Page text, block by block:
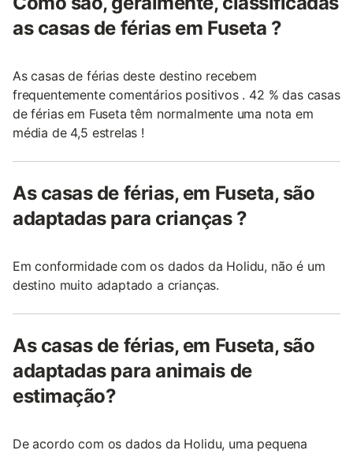
as casas de férias em Fuseta ?
As casas de férias deste destino recebem
frequentemente comentários positivos . 42 % das casas
de férias em Fuseta têm normalmente uma nota em
média de 4,5 estrelas !
As casas de férias, em Fuseta, são
adaptadas para crianças ?
Em conformidade com os dados da Holidu, não é um
destino muito adaptado a crianças.
As casas de férias, em Fuseta, são
adaptadas para animais de
estimação?
De acordo com os dados da Holidu, uma pequena